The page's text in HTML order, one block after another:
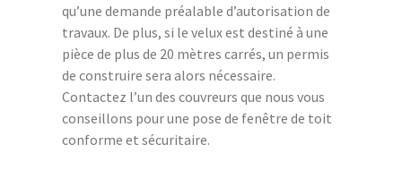
qu’une demande préalable d’autorisation de
travaux. De plus, si le velux est destiné à une
pièce de plus de 20 mètres carrés, un permis
de construire sera alors nécessaire.
Contactez l’un des couvreurs que nous vous
conseillons pour une pose de fenêtre de toit
conforme et sécuritaire.